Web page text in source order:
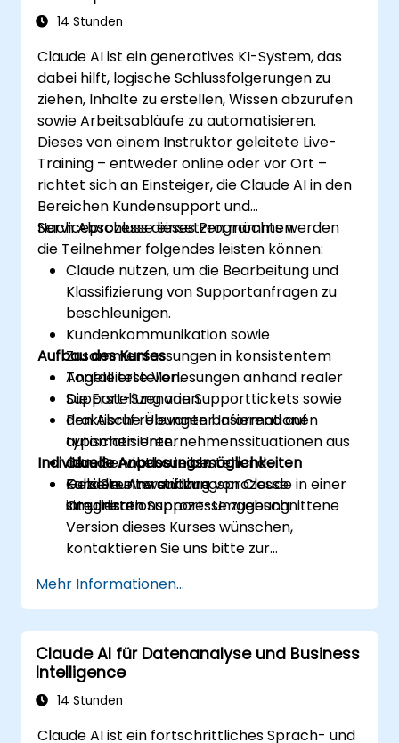
14 Stunden
Claude AI ist ein generatives KI-System, das
dabei hilft, logische Schlussfolgerungen zu
ziehen, Inhalte zu erstellen, Wissen abzurufen
sowie Arbeitsabläufe zu automatisieren.
Dieses von einem Instruktor geleitete Live-
Training – entweder online oder vor Ort –
richtet sich an Einsteiger, die Claude AI in den
Bereichen Kundensupport und
Serviceprozesse einsetzen möchten.
Nach Abschluss dieses Programms werden
die Teilnehmer folgendes leisten können:
Claude nutzen, um die Bearbeitung und
Klassifizierung von Supportanfragen zu
beschleunigen.
Kundenkommunikation sowie
Zusammenfassungen in konsistentem
Tonfall erstellen.
Die Erstellung von Supporttickets sowie
den Abruf relevanter Informationen
automatisieren.
Claude nahtlos in bestehende
Kundenunterstützungsprozesse
integrieren.
Aufbau des Kurses
Angeleitete Vorlesungen anhand realer
Support-Szenarien.
Praktische Übungen basierend auf
typischen Unternehmenssituationen aus
dem Servicebereich.
Gezielte Anwendung von Claude in einer
simulierten Support-Umgebung.
Individuelle Anpassungsmöglichkeiten
Falls Sie eine auf Ihre
Organisationsprozesse zugeschnittene
Version dieses Kurses wünschen,
kontaktieren Sie uns bitte zur
Mehr Informationen...
Claude AI für Datenanalyse und Business
Intelligence
14 Stunden
Claude AI ist ein fortschrittliches Sprach- und